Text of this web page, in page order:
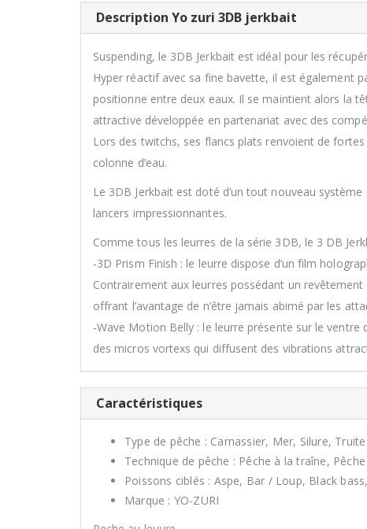
Description Yo zuri 3DB jerkbait
Suspending, le 3DB Jerkbait est idéal pour les
Hyper réactif avec sa fine bavette, il est également
positionne entre deux eaux. Il se maintient alors la
attractive développée en partenariat avec des
Lors des twitchs, ses flancs plats renvoient de
colonne d’eau.
Le 3DB Jerkbait est doté d’un tout nouveau
lancers impressionnantes.
Comme tous les leurres de la série 3DB, le 3 DB
-3D Prism Finish : le leurre dispose d’un film
Contrairement aux leurres possédant un
offrant l’avantage de n’être jamais abimé par les
-Wave Motion Belly : le leurre présente sur le ventre
des micros vortexs qui diffusent des vibrations
Caractéristiques
Type de pêche : Carnassier, Mer, Silure, Truite
Technique de pêche : Pêche à la traîne,
Poissons ciblés : Aspe, Bar / Loup, Black
Marque : YO-ZURI